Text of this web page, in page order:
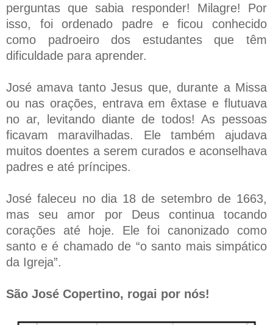
perguntas que sabia responder! Milagre! Por
isso, foi ordenado padre e ficou conhecido
como padroeiro dos estudantes que têm
dificuldade para aprender.
José amava tanto Jesus que, durante a Missa
ou nas orações, entrava em êxtase e flutuava
no ar, levitando diante de todos! As pessoas
ficavam maravilhadas. Ele também ajudava
muitos doentes a serem curados e aconselhava
padres e até príncipes.
José faleceu no dia 18 de setembro de 1663,
mas seu amor por Deus continua tocando
corações até hoje. Ele foi canonizado como
santo e é chamado de “o santo mais simpático
da Igreja”.
São José Copertino, rogai por nós!